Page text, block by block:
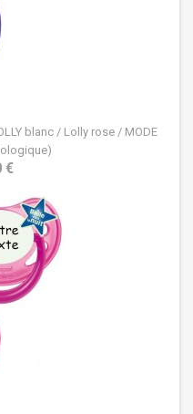
blanc / Lolly rose / MODE
€